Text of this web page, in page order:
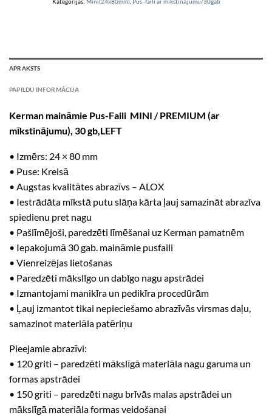
APRAKSTS
PAPILDU INFORMĀCIJA
Kerman maināmie Pus-Faili MINI / PREMIUM (ar
mīkstinājumu), 30 gb,LEFT
• Izmērs: 24 × 80 mm
• Puse: Kreisā
• Augstas kvalitātes abrazīvs – ALOX
• Iestrādāta mīkstā putu slāņa kārta ļauj samazināt abrazīva
spiedienu pret nagu
• Pašlīmējoši, paredzēti līmēšanai uz Kerman pamatnēm
• Iepakojumā 30 gab. maināmie pusfaili
• Vienreizējas lietošanas
• Paredzēti mākslīgo un dabīgo nagu apstrādei
• Izmantojami manikīra un pedikīra procedūrām
• Ļauj izmantot tikai nepieciešamo abrazīvās virsmas daļu,
samazinot materiāla patēriņu
Pieejamie abrazīvi:
• 120 griti – paredzēti mākslīgā materiāla nagu garuma un
formas apstrādei
• 150 griti – paredzēti nagu brīvās malas apstrādei un
mākslīgā materiāla formas veidošanai